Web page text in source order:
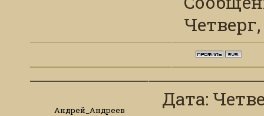
Четверг,
Андрей_Андреев Дата: